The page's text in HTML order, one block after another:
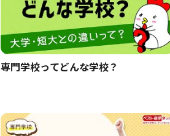
専門学校ってどんな学校？